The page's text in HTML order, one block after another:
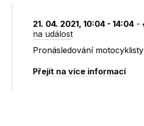
21. 04. 2021, 10:04 - 14:04 -
na událost
Pronásledování motocyklisty
Přejít na více informací